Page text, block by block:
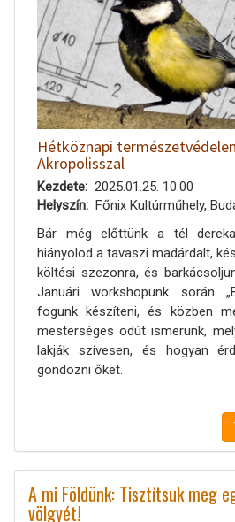
Hétköznapi
Akropolisszal
Kezdete
2025.01.25. 10:00
Helyszín
Főnix Kultúrműhely,
Bár még előttünk a tél
hiányolod a tavaszi madárdalt,
költési szezonra, és
Januári workshopunk során
fogunk készíteni, és közben
mesterséges odút ismerünk,
lakják szívesen, és hogyan
gondozni őket.
A mi Földünk: Tisztítsuk meg
völgyét!